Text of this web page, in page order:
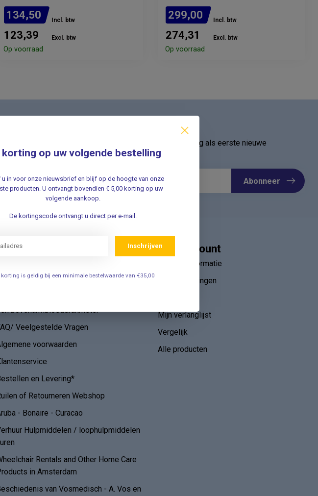
134,50 Incl. btw
123,39 Excl. btw
Op voorraad
299,00 Incl. btw
274,31 Excl. btw
Op voorraad
Schrijf u in voor onze nieuwsbrief en ontvang als eerste nieuwe
aanbiedingen Meld u nu aan ➡️
Abonneer
bovenarmbloeddrukmeter
Veelgestelde Vragen
voorwaarden
en Levering*
of Retourneren Webshop
- Bonaire - Curacao
Hulpmiddelen / loophulpmiddelen
Rentals and Other Home Care
in Amsterdam
van Vosmedisch - A. Vos en
Mijn account
Account informatie
Mijn bestellingen
Mijn verlanglijst
Vergelijk
Alle producten
korting op uw volgende bestelling
u in voor onze nieuwsbrief en blijf op de hoogte van onze
producten. U ontvangt bovendien € 5,00 korting op uw
volgende aankoop.
De kortingscode ontvangt u direct per e-mail.
Inschrijven
korting is geldig bij een minimale bestelwaarde van €35,00